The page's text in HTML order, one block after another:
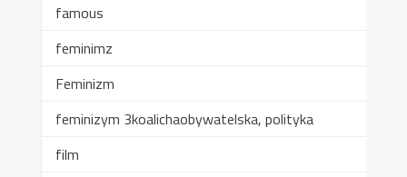
famous
feminimz
Feminizm
feminizym 3koalichaobywatelska, polityka
film